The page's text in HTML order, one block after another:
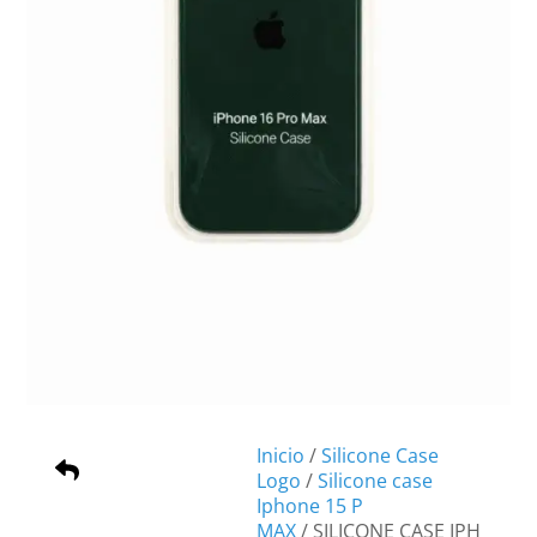
Inicio /Silicone Case
Logo /Silicone case
Iphone 15 P
MAX/ SILICONE CASE IPH